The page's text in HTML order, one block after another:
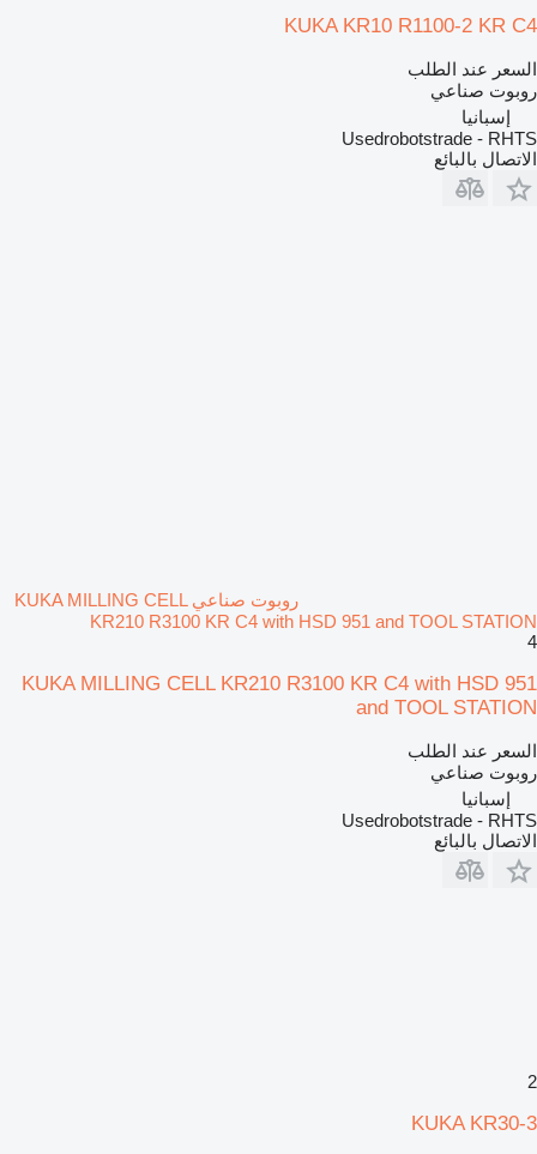
KUKA KR10 R1100-2 KR C4
السعر عند الطلب
روبوت صناعي
إسبانيا
Usedrobotstrade - RHTS
الاتصال بالبائع
روبوت صناعي KUKA MILLING CELL
KR210 R3100 KR C4 with HSD 951 and TOOL STATION
4
KUKA MILLING CELL KR210 R3100 KR C4 with HSD 951
and TOOL STATION
السعر عند الطلب
روبوت صناعي
إسبانيا
Usedrobotstrade - RHTS
الاتصال بالبائع
2
KUKA KR30-3